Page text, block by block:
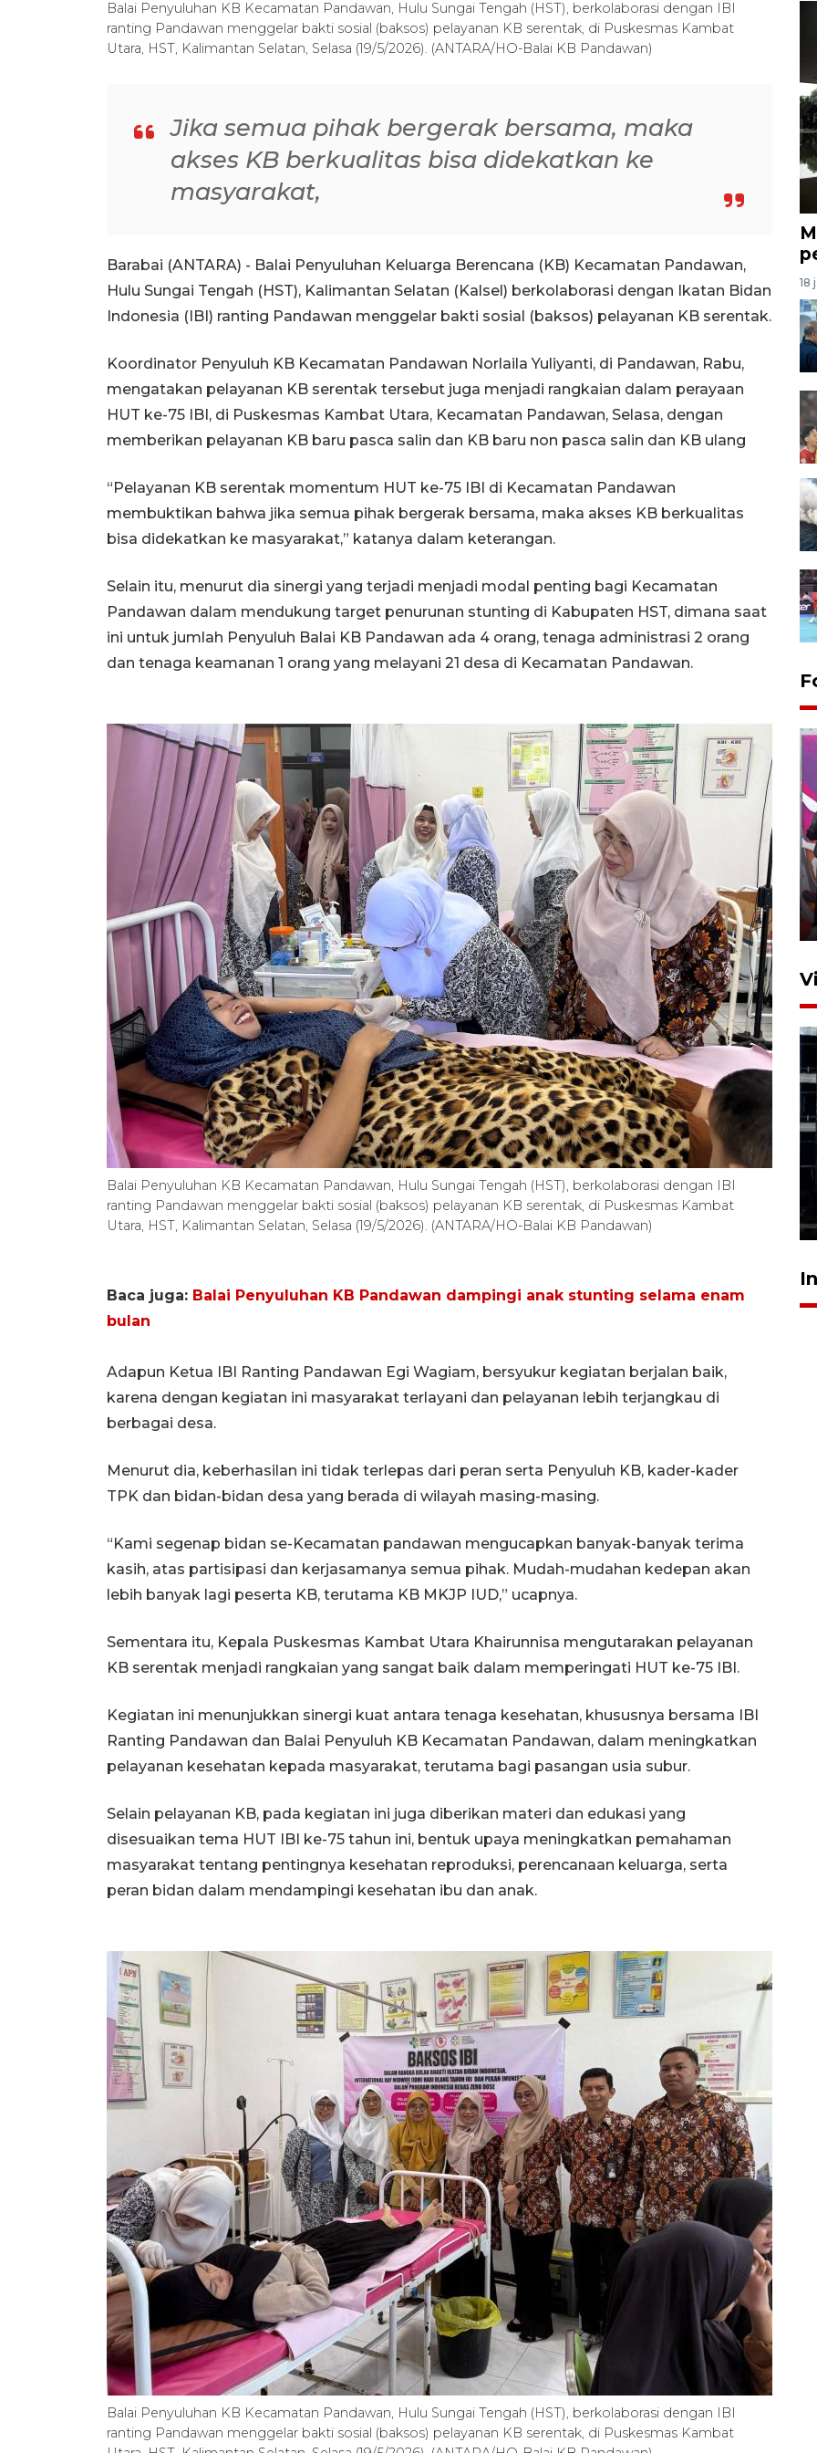
Balai Penyuluhan KB Kecamatan Pandawan, Hulu Sungai Tengah (HST), berkolaborasi dengan IBI
ranting Pandawan menggelar bakti sosial (baksos) pelayanan KB serentak, di Puskesmas Kambat
Utara, HST, Kalimantan Selatan, Selasa (19/5/2026). (ANTARA/HO-Balai KB Pandawan)
Jika semua pihak bergerak bersama, maka
akses KB berkualitas bisa didekatkan ke
masyarakat,
Barabai (ANTARA) - Balai Penyuluhan Keluarga Berencana (KB) Kecamatan Pandawan,
Hulu Sungai Tengah (HST), Kalimantan Selatan (Kalsel) berkolaborasi dengan Ikatan Bidan
Indonesia (IBI) ranting Pandawan menggelar bakti sosial (baksos) pelayanan KB serentak.
Koordinator Penyuluh KB Kecamatan Pandawan Norlaila Yuliyanti, di Pandawan, Rabu,
mengatakan pelayanan KB serentak tersebut juga menjadi rangkaian dalam perayaan
HUT ke-75 IBI, di Puskesmas Kambat Utara, Kecamatan Pandawan, Selasa, dengan
memberikan pelayanan KB baru pasca salin dan KB baru non pasca salin dan KB ulang
“Pelayanan KB serentak momentum HUT ke-75 IBI di Kecamatan Pandawan
membuktikan bahwa jika semua pihak bergerak bersama, maka akses KB berkualitas
bisa didekatkan ke masyarakat,” katanya dalam keterangan.
Selain itu, menurut dia sinergi yang terjadi menjadi modal penting bagi Kecamatan
Pandawan dalam mendukung target penurunan stunting di Kabupaten HST, dimana saat
ini untuk jumlah Penyuluh Balai KB Pandawan ada 4 orang, tenaga administrasi 2 orang
dan tenaga keamanan 1 orang yang melayani 21 desa di Kecamatan Pandawan.
Balai Penyuluhan KB Kecamatan Pandawan, Hulu Sungai Tengah (HST), berkolaborasi dengan IBI
ranting Pandawan menggelar bakti sosial (baksos) pelayanan KB serentak, di Puskesmas Kambat
Utara, HST, Kalimantan Selatan, Selasa (19/5/2026). (ANTARA/HO-Balai KB Pandawan)
Baca juga: Balai Penyuluhan KB Pandawan dampingi anak stunting selama enam
bulan
Adapun Ketua IBI Ranting Pandawan Egi Wagiam, bersyukur kegiatan berjalan baik,
karena dengan kegiatan ini masyarakat terlayani dan pelayanan lebih terjangkau di
berbagai desa.
Menurut dia, keberhasilan ini tidak terlepas dari peran serta Penyuluh KB, kader-kader
TPK dan bidan-bidan desa yang berada di wilayah masing-masing.
“Kami segenap bidan se-Kecamatan pandawan mengucapkan banyak-banyak terima
kasih, atas partisipasi dan kerjasamanya semua pihak. Mudah-mudahan kedepan akan
lebih banyak lagi peserta KB, terutama KB MKJP IUD,” ucapnya.
Sementara itu, Kepala Puskesmas Kambat Utara Khairunnisa mengutarakan pelayanan
KB serentak menjadi rangkaian yang sangat baik dalam memperingati HUT ke-75 IBI.
Kegiatan ini menunjukkan sinergi kuat antara tenaga kesehatan, khususnya bersama IBI
Ranting Pandawan dan Balai Penyuluh KB Kecamatan Pandawan, dalam meningkatkan
pelayanan kesehatan kepada masyarakat, terutama bagi pasangan usia subur.
Selain pelayanan KB, pada kegiatan ini juga diberikan materi dan edukasi yang
disesuaikan tema HUT IBI ke-75 tahun ini, bentuk upaya meningkatkan pemahaman
masyarakat tentang pentingnya kesehatan reproduksi, perencanaan keluarga, serta
peran bidan dalam mendampingi kesehatan ibu dan anak.
Balai Penyuluhan KB Kecamatan Pandawan, Hulu Sungai Tengah (HST), berkolaborasi dengan IBI
ranting Pandawan menggelar bakti sosial (baksos) pelayanan KB serentak, di Puskesmas Kambat
18
Ketua DPRD Syahrial hadiri
pembukaan Turnamen Sepak
Bola Usia Dini
23 Juli 2026 21:36
Feature - Kalsel Merangkul
Anak Putus Sekolah Lewat
Pendidikan Kesetaraan
Bagian 1
30 Juli 2026 17:51
Sinyal positif perekonomian
Indonesia
2026-08-05 15:00:00